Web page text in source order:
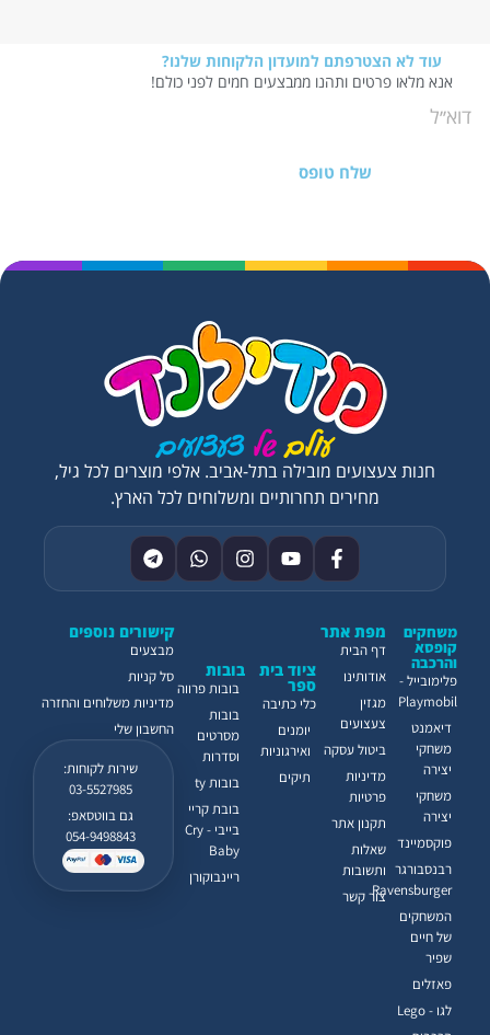
עוד לא הצטרפתם למועדון הלקוחות שלנו?
אנא מלאו פרטים ותהנו ממבצעים חמים לפני כולם!
שלח טופס
קישורים נוספים
מבצעים
סל קניות
מדיניות משלוחים והחזרה
החשבון שלי
שירות לקוחות:
03-5527985
גם בווטסאפ:
054-9498843
ציוד בית
ספר
כלי כתיבה
יומנים
ואירגוניות
תיקים
בובות
בובות פרווה
בובות
מסרטים
וסדרות
בובות ty
בובת קריי
בייבי - Cry
Baby
ריינבוקורן
משחקים
קופסא
והרכבה
פלימובייל -
Playmobil
דיאמנט
משחקי
יצירה
משחקי
יצירה
פוקסמיינד
רבנסבורגר
Ravensburger
המשחקים
של חיים
שפיר
פאזלים
לגו - Lego
מפת אתר
דף הבית
אודותינו
מגזין
צעצועים
ביטול עסקה
מדיניות
פרטיות
תקנון אתר
שאלות
ותשובות
צור קשר
חנות צעצועים מובילה בתל-אביב. אלפי מוצרים לכל גיל,
מחירים תחרותיים ומשלוחים לכל הארץ.